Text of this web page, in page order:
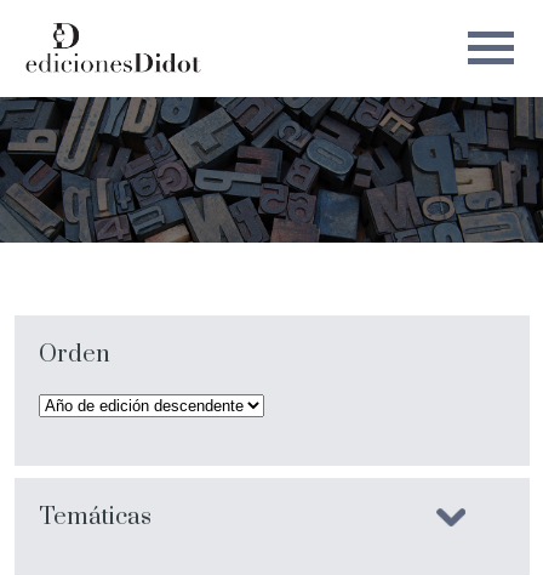
Orden
Temáticas